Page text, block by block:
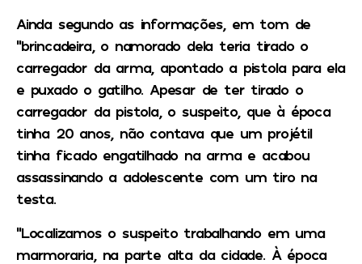
Ainda segundo as informações, em tom de
“brincadeira, o namorado dela teria tirado o
carregador da arma, apontado a pistola para ela
e puxado o gatilho. Apesar de ter tirado o
carregador da pistola, o suspeito, que à época
tinha 20 anos, não contava que um projétil
tinha ficado engatilhado na arma e acabou
assassinando a adolescente com um tiro na
testa.
“Localizamos o suspeito trabalhando em uma
marmoraria, na parte alta da cidade. À época